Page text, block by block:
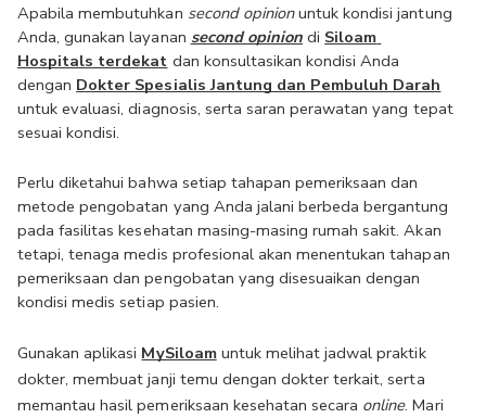
Apabila membutuhkan second opinion untuk kondisi jantung
Anda, gunakan layanan second opinion di Siloam
Hospitals terdekat dan konsultasikan kondisi Anda
dengan Dokter Spesialis Jantung dan Pembuluh Darah
untuk evaluasi, diagnosis, serta saran perawatan yang tepat
sesuai kondisi.
Perlu diketahui bahwa setiap tahapan pemeriksaan dan
metode pengobatan yang Anda jalani berbeda bergantung
pada fasilitas kesehatan masing-masing rumah sakit. Akan
tetapi, tenaga medis profesional akan menentukan tahapan
pemeriksaan dan pengobatan yang disesuaikan dengan
kondisi medis setiap pasien.
Gunakan aplikasi MySiloam untuk melihat jadwal praktik
dokter, membuat janji temu dengan dokter terkait, serta
memantau hasil pemeriksaan kesehatan secara online. Mari